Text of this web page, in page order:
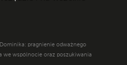
pragnienie odważnego
we wspólnocie oraz poszukiwania